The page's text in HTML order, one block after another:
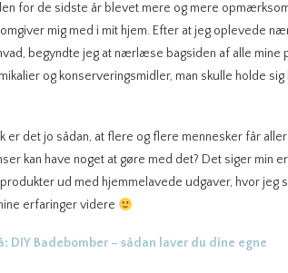
for de sidste år blevet mere og mere
mig med i mit hjem. Efter at jeg oplevede
begyndte jeg at nærlæse bagsiden af alle mine
og konserveringsmidler, man skulle holde
er det jo sådan, at flere og flere mennesker får
kan have noget at gøre med det? Det siger min
ud med hjemmelavede udgaver, hvor
erfaringer videre
DIY Badebomber – sådan laver du dine egne